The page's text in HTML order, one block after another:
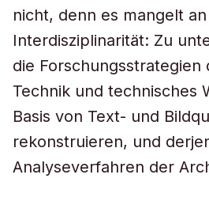
nicht, denn es mangelt an
Interdisziplinarität: Zu
die Forschungsstrategien
Technik und technisches
Basis von Text- und
rekonstruieren, und
Analyseverfahren der